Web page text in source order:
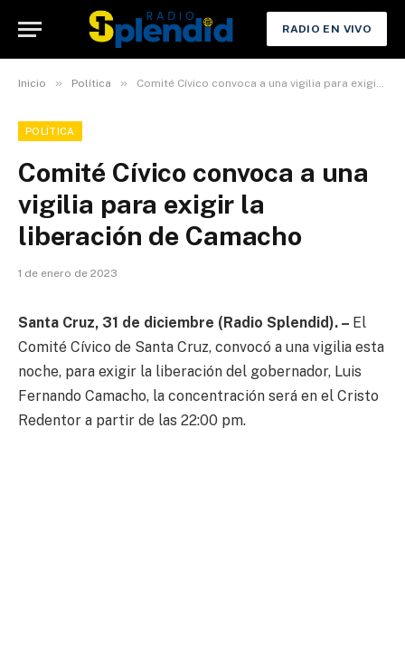
RADIO EN VIVO
Inicio » Política » Comité Cívico convoca a una vigilia para exigir la liberación de Camacho
POLÍTICA
Comité Cívico convoca a una
vigilia para exigir la
liberación de Camacho
1 de enero de 2023
Santa Cruz, 31 de diciembre (Radio Splendid). – El
Comité Cívico de Santa Cruz, convocó a una vigilia esta
noche, para exigir la liberación del gobernador, Luis
Fernando Camacho, la concentración será en el Cristo
Redentor a partir de las 22:00 pm.